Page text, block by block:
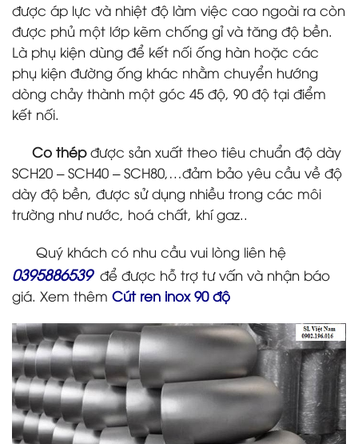
được áp lực và nhiệt độ làm việc cao ngoài ra còn
được phủ một lớp kẽm chống gỉ và tăng độ bền.
Là phụ kiện dùng để kết nối ống hàn hoặc các
phụ kiện đường ống khác nhằm chuyển hướng
dòng chảy thành một góc 45 độ, 90 độ tại điểm
kết nối.
Co thépđược sản xuất theo tiêu chuẩn độ dày
SCH20 – SCH40 – SCH80,…đảm bảo yêu cầu về độ
dày độ bền, được sử dụng nhiều trong các môi
trường như nước, hoá chất, khí gaz..
Quý khách có nhu cầu vui lòng liên hệ
0395886539 để được hỗ trợ tư vấn và nhận báo
giá. Xem thêm Cút ren inox 90 độ